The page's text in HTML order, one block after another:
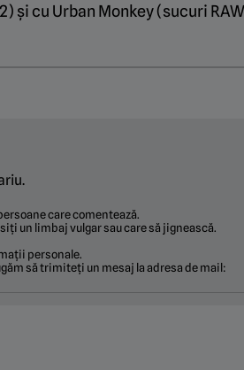
și cu Urban Monkey (sucuri
care comentează.
un limbaj vulgar sau care să jignească.
personale.
să trimiteți un mesaj la adresa de mail: